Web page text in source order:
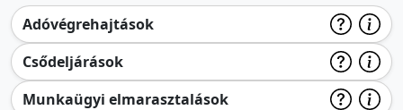
Adóvégrehajtások
Csődeljárások
Munkaügyi elmarasztalások